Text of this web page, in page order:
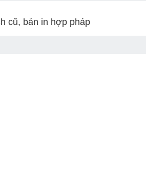
cũ, bản in hợp pháp